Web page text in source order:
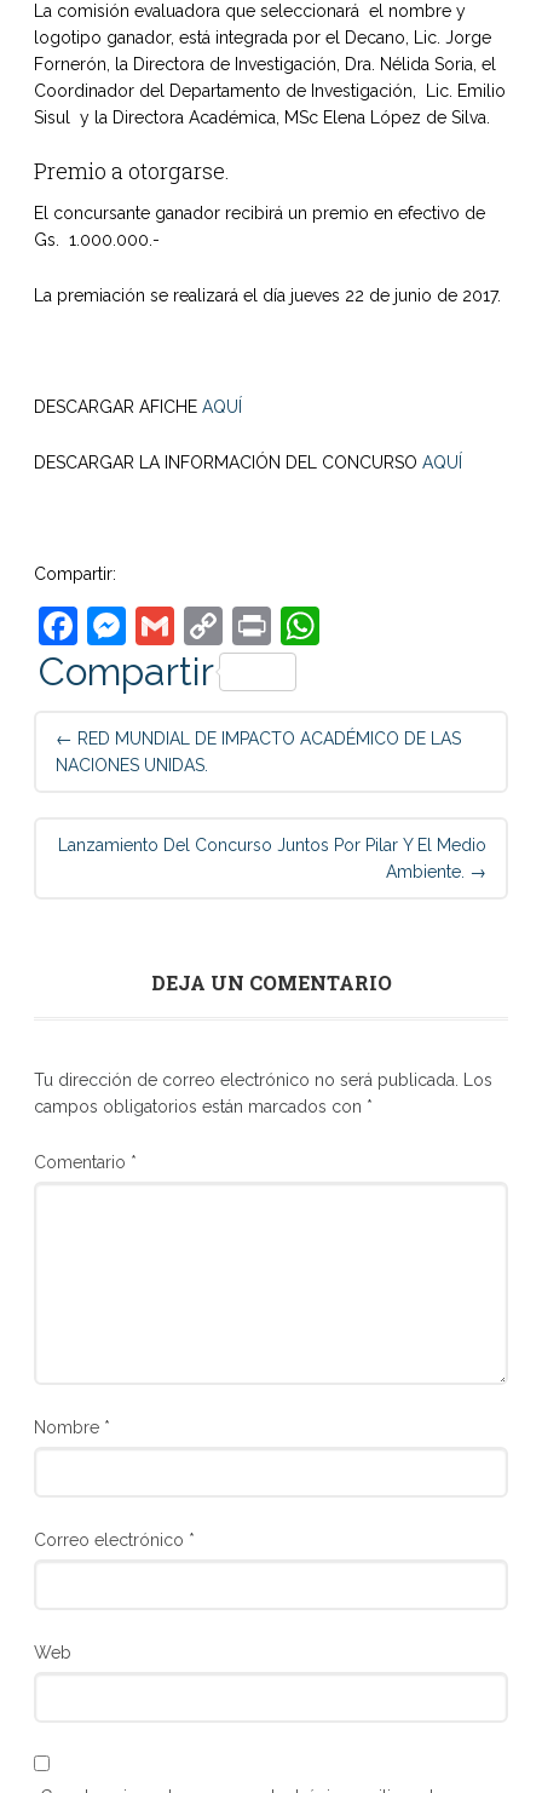
La comisión evaluadora que seleccionará el nombre y
logotipo ganador, está integrada por el Decano, Lic. Jorge
Fornerón, la Directora de Investigación, Dra. Nélida Soria, el
Coordinador del Departamento de Investigación, Lic. Emilio
Sisul y la Directora Académica, MSc Elena López de Silva.
Premio a otorgarse.
El concursante ganador recibirá un premio en efectivo de
Gs. 1.000.000.-
La premiación se realizará el día jueves 22 de junio de 2017.
DESCARGAR AFICHE AQUÍ
DESCARGAR LA INFORMACIÓN DEL CONCURSO AQUÍ
Compartir:
Facebook
Messenger
Gmail
Copy
Link
PrintWhatsApp
Compartir
Post
navigation
← RED MUNDIAL DE IMPACTO ACADÉMICO DE LAS
NACIONES UNIDAS.
Lanzamiento Del Concurso Juntos Por Pilar Y El Medio
Ambiente. →
DEJA UN COMENTARIO
Tu dirección de correo electrónico no será publicada. Los
campos obligatorios están marcados con *
Comentario *
Nombre *
Correo electrónico *
Web